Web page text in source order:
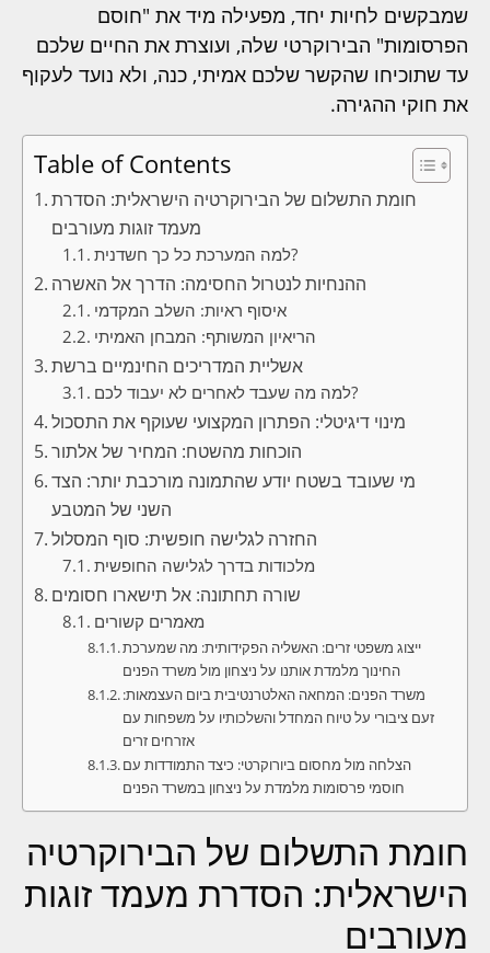
שמבקשים לחיות יחד, מפעילה מיד את "חוסם
הפרסומות" הבירוקרטי שלה, ועוצרת את החיים שלכם
עד שתוכיחו שהקשר שלכם אמיתי, כנה, ולא נועד לעקוף
את חוקי ההגירה.
Table of Contents
חומת התשלום של הבירוקרטיה הישראלית: הסדרת
מעמד זוגות מעורבים
למה המערכת כל כך חשדנית?
ההנחיות לנטרול החסימה: הדרך אל האשרה
איסוף ראיות: השלב המקדמי
הריאיון המשותף: המבחן האמיתי
אשליית המדריכים החינמיים ברשת
למה מה שעבד לאחרים לא יעבוד לכם?
מינוי דיגיטלי: הפתרון המקצועי שעוקף את התסכול
הוכחות מהשטח: המחיר של אלתור
מי שעובד בשטח יודע שהתמונה מורכבת יותר: הצד
השני של המטבע
החזרה לגלישה חופשית: סוף המסלול
מלכודות בדרך לגלישה החופשית
שורה תחתונה: אל תישארו חסומים
מאמרים קשורים
ייצוג משפטי זרים: האשליה הפקידותית: מה שמערכת
החינוך מלמדת אותנו על ניצחון מול משרד הפנים
משרד הפנים: המחאה האלטרנטיבית ביום העצמאות:
זעם ציבורי על טיוח המחדל והשלכותיו על משפחות עם
אזרחים זרים
הצלחה מול מחסום ביורוקרטי: כיצד התמודדות עם
חוסמי פרסומות מלמדת על ניצחון במשרד הפנים
חומת התשלום של הבירוקרטיה
הישראלית: הסדרת מעמד זוגות
מעורבים